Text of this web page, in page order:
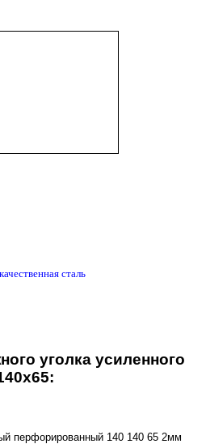
сталь
уголка усиленного
перфорированный 140 140 65 2мм